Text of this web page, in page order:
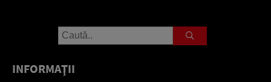
INFORMAŢII